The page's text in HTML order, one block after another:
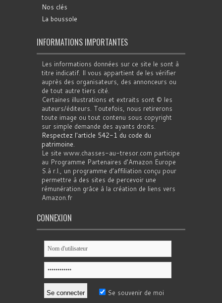
Nos clés
La boussole
INFORMATIONS IMPORTANTES
Les informations données sur ce site le sont à
titre indicatif. Il vous appartient de les vérifier
auprès des organisateurs, des annonceurs ou
de tout autre tiers cité.
Certaines illustrations et extraits sont © les
auteurs/éditeurs. Toutefois, nous retirerons
toute image ou tout contenu sous copyright
sur simple demande des ayants droits.
Respectez l'article 542-1 du code du
patrimoine.
Le site www.chasses-au-tresor.com participe
au Programme Partenaires d’Amazon Europe
S.à r.l., un programme d’affiliation conçu pour
permettre à des sites de percevoir une
rémunération grâce à la création de liens vers
Amazon.fr
CONNEXION
Se souvenir de moi